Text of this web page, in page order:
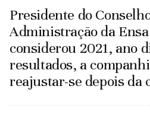
Presidente do
Administração da
considerou 2021, ano
resultados, a
reajustar-se depois da